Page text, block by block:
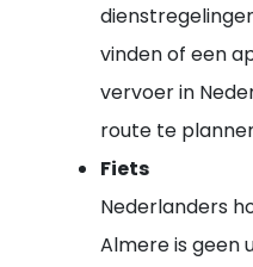
vinden of een
vervoer in
route te
Fiets
Nederlanders
Almere is geen